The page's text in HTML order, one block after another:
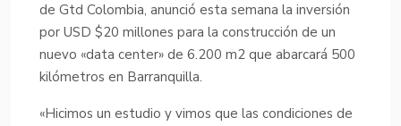
de Gtd Colombia, anunció esta semana la inversión
por USD $20 millones para la construcción de un
nuevo «data center» de 6.200 m2 que abarcará 500
kilómetros en Barranquilla.
«Hicimos un estudio y vimos que las condiciones de